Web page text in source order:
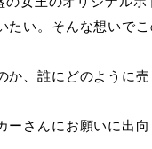
い。そんな想いで
、誰にどのように
さんにお願いに出